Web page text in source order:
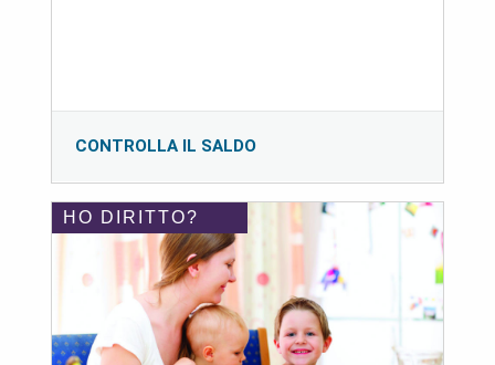
CONTROLLA IL SALDO
HO DIRITTO?